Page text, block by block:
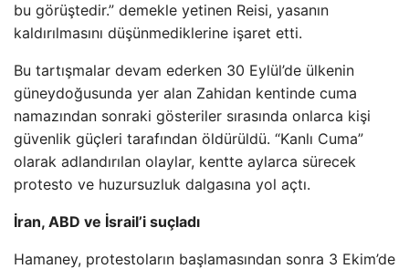
bu görüştedir.” demekle yetinen Reisi, yasanın
kaldırılmasını düşünmediklerine işaret etti.
Bu tartışmalar devam ederken 30 Eylül’de ülkenin
güneydoğusunda yer alan Zahidan kentinde cuma
namazından sonraki gösteriler sırasında onlarca kişi
güvenlik güçleri tarafından öldürüldü. “Kanlı Cuma”
olarak adlandırılan olaylar, kentte aylarca sürecek
protesto ve huzursuzluk dalgasına yol açtı.
İran, ABD ve İsrail’i suçladı
Hamaney, protestoların başlamasından sonra 3 Ekim’de